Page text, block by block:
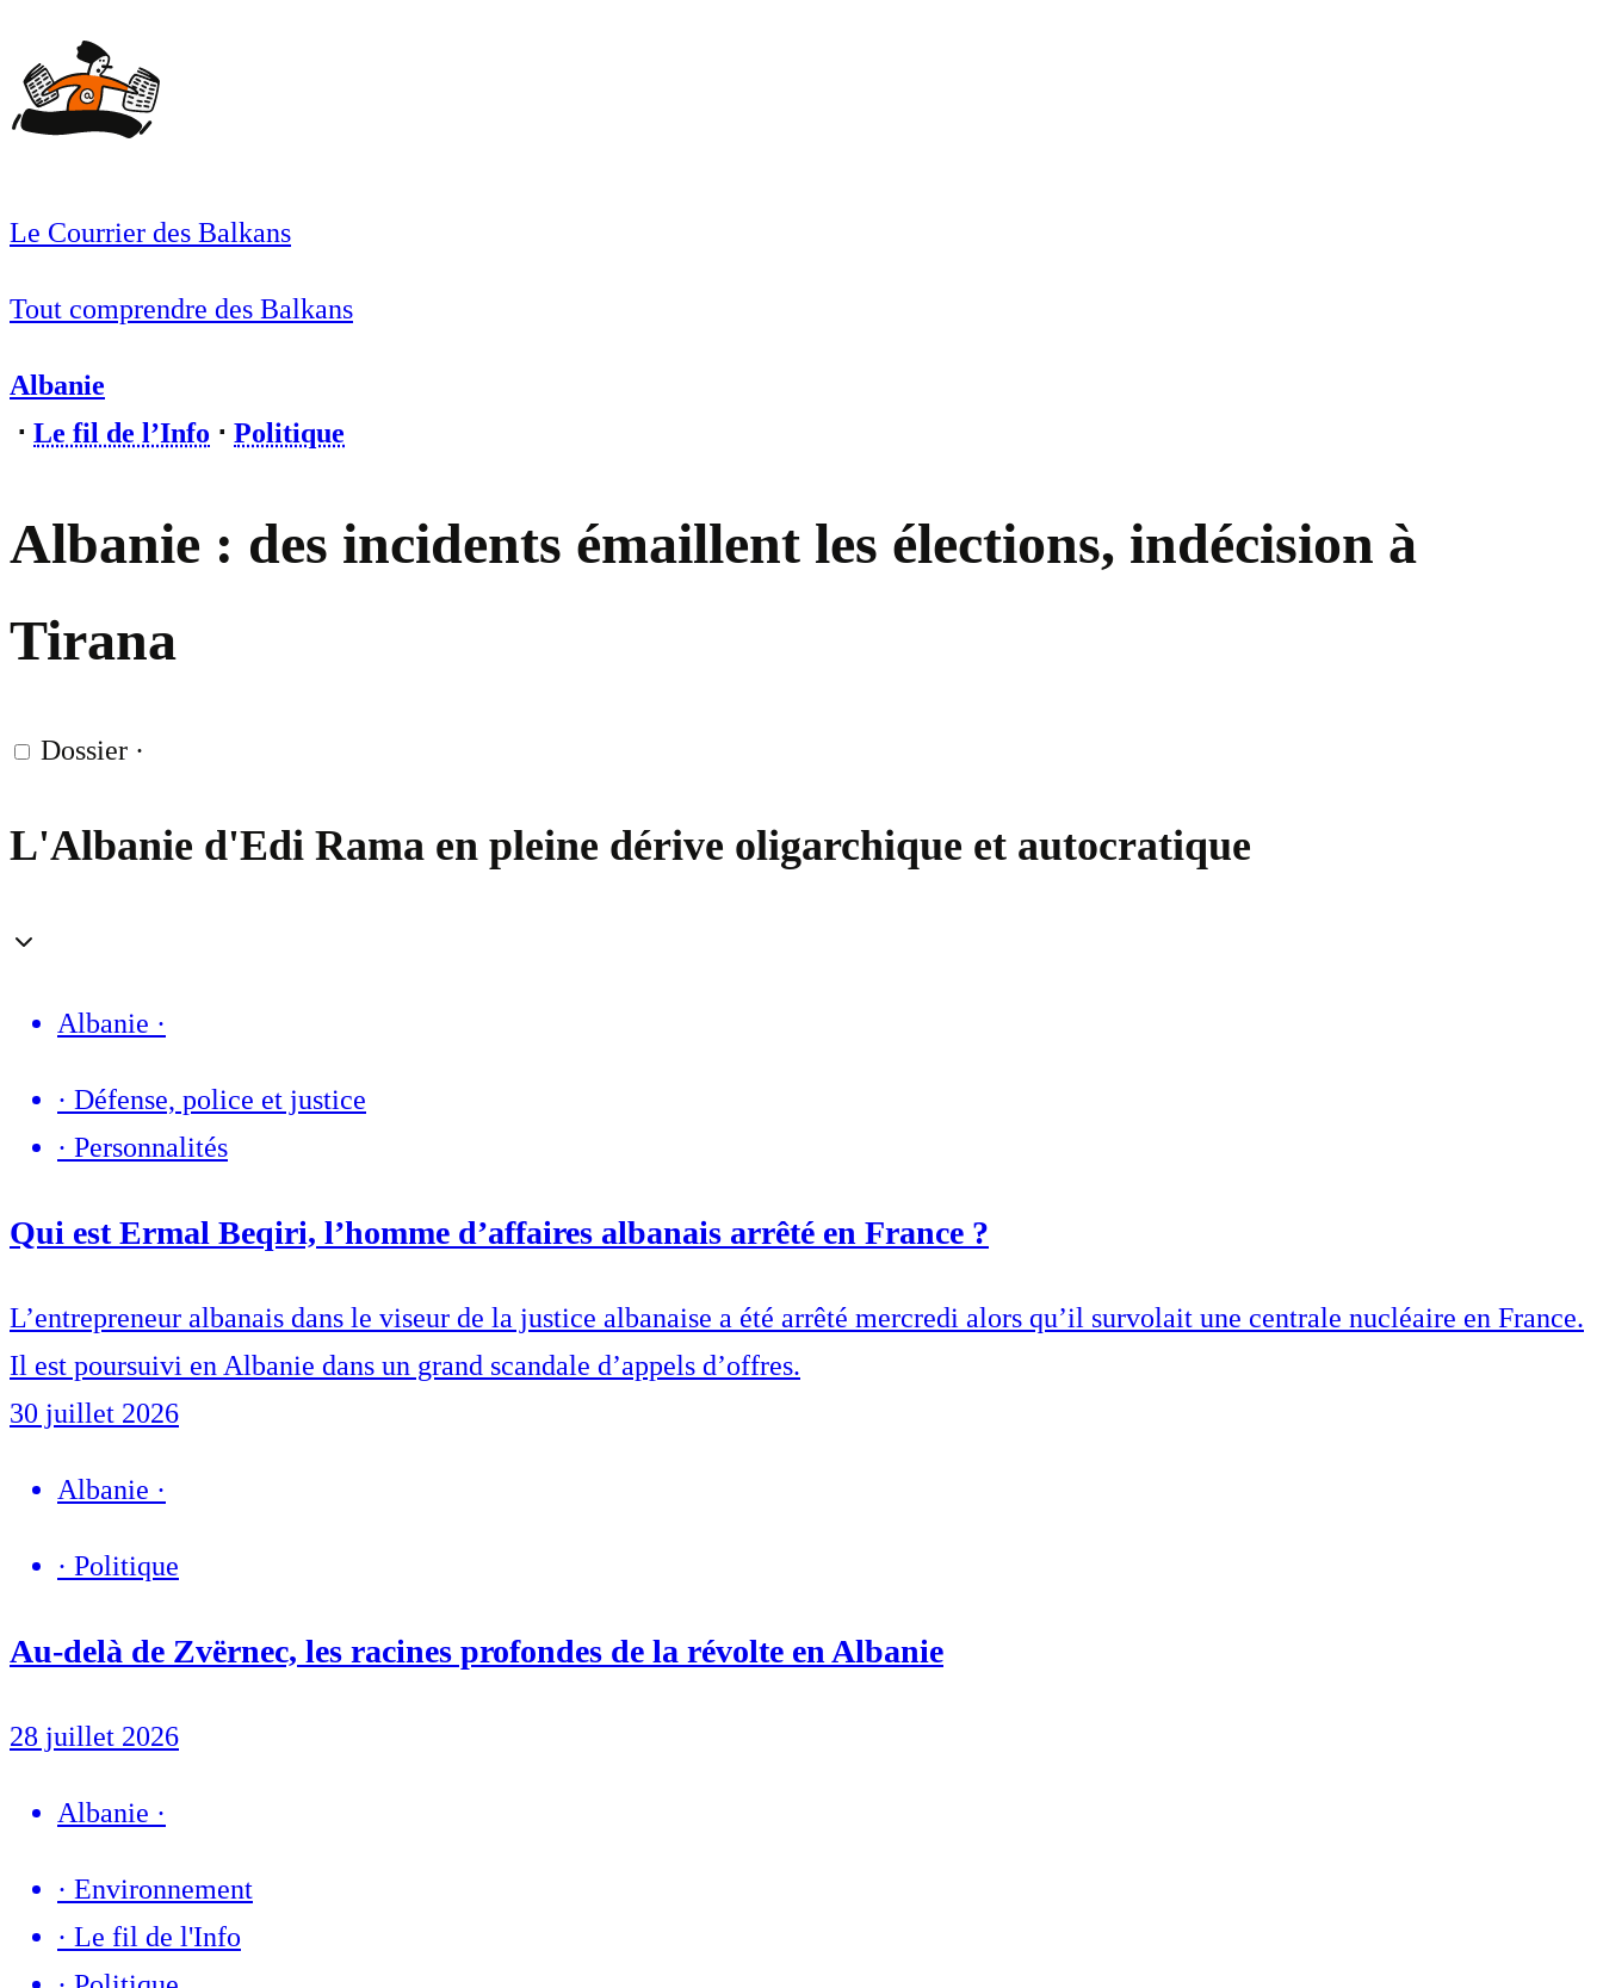
Le Courrier des Balkans
Tout comprendre des Balkans
Albanie
⋅ Le fil de l’Info ⋅ Politique
Albanie : des incidents émaillent les élections, indécision à
Tirana
Dossier ·
L'Albanie d'Edi Rama en pleine dérive oligarchique et autocratique
Albanie ·
· Défense, police et justice
· Personnalités
Qui est Ermal Beqiri, l’homme d’affaires albanais arrêté en France ?
L’entrepreneur albanais dans le viseur de la justice albanaise a été arrêté mercredi alors qu’il survolait une centrale nucléaire en France.
Il est poursuivi en Albanie dans un grand scandale d’appels d’offres.
30 juillet 2026
Albanie ·
· Politique
Au-delà de Zvërnec, les racines profondes de la révolte en Albanie
28 juillet 2026
Albanie ·
· Environnement
· Le fil de l'Info